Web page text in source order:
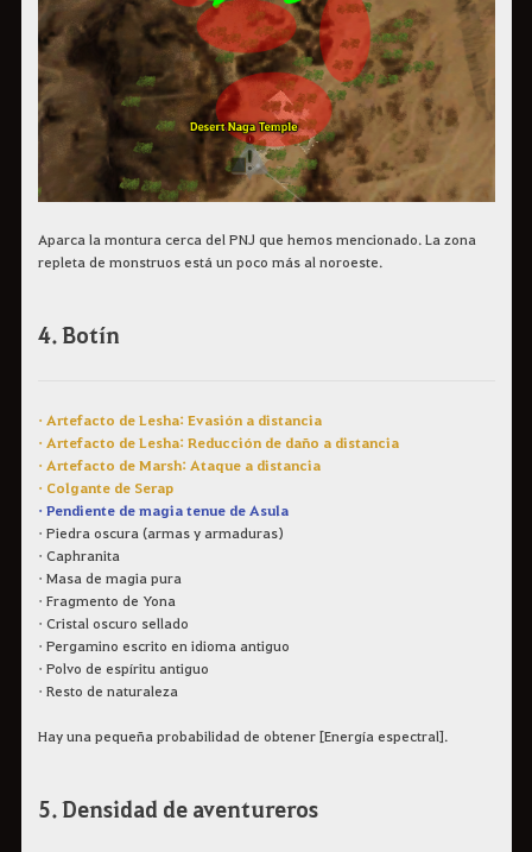
Aparca la montura cerca del PNJ que hemos mencionado. La zona
repleta de monstruos está un poco más al noroeste.
4. Botín
• Artefacto de Lesha: Evasión a distancia
• Artefacto de Lesha: Reducción de daño a distancia
• Artefacto de Marsh: Ataque a distancia
• Colgante de Serap
• Pendiente de magia tenue de Asula
• Piedra oscura (armas y armaduras)
• Caphranita
• Masa de magia pura
• Fragmento de Yona
• Cristal oscuro sellado
• Pergamino escrito en idioma antiguo
• Polvo de espíritu antiguo
• Resto de naturaleza
Hay una pequeña probabilidad de obtener [Energía espectral].
5. Densidad de aventureros